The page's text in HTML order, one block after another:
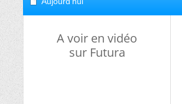
A voir en vidéo
sur Futura